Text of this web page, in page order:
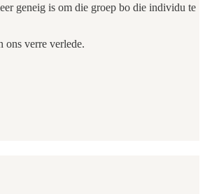
geneig is om die groep bo die individu te
ons verre verlede.